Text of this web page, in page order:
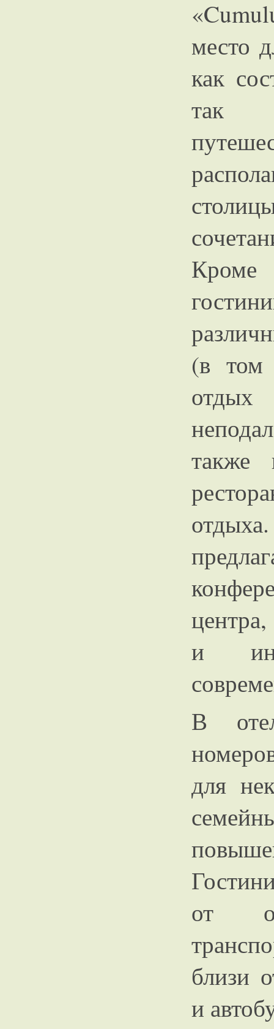
место
как
так
Кроме
(в том
также
и
В
для
от
близи
и